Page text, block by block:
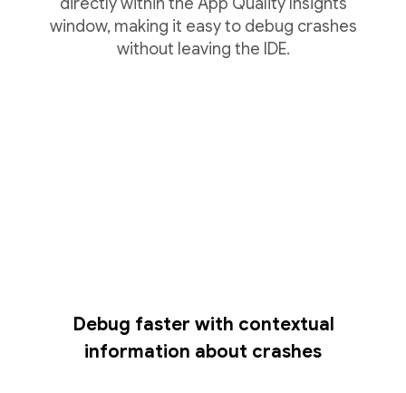
window, making it easy to debug crashes
without leaving the IDE.
Debug faster with contextual
information about crashes